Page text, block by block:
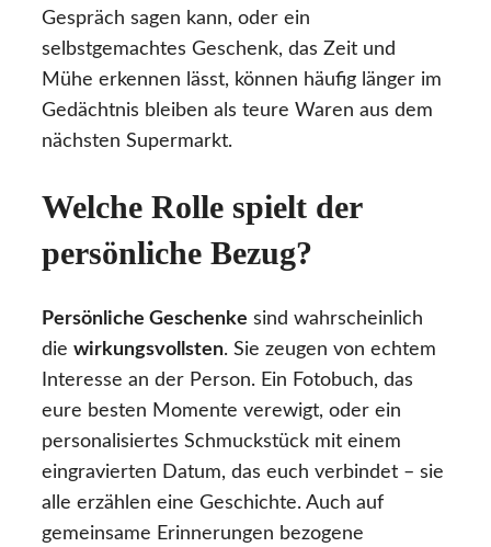
Gespräch sagen kann, oder ein
selbstgemachtes Geschenk, das Zeit und
Mühe erkennen lässt, können häufig länger im
Gedächtnis bleiben als teure Waren aus dem
nächsten Supermarkt.
Welche Rolle spielt der
persönliche Bezug?
Persönliche Geschenke sind wahrscheinlich
die wirkungsvollsten. Sie zeugen von echtem
Interesse an der Person. Ein Fotobuch, das
eure besten Momente verewigt, oder ein
personalisiertes Schmuckstück mit einem
eingravierten Datum, das euch verbindet – sie
alle erzählen eine Geschichte. Auch auf
gemeinsame Erinnerungen bezogene